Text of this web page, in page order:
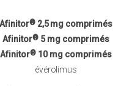
Afinitor®2,5 mg comprimés
Afinitor® 5 mg comprimés
Afinitor® 10 mg comprimés
évérolimus